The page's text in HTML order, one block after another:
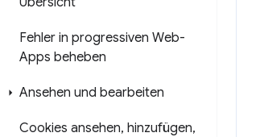
Fehler in progressiven Web-
Apps beheben
Ansehen und bearbeiten
Cookies ansehen, hinzufügen,